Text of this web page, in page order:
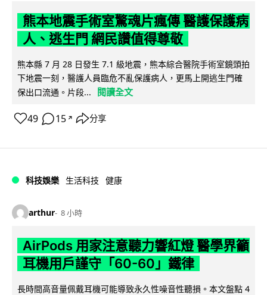
熊本地震手術室驚魂片瘋傳 醫護保護病
人、逃生門 網民讚值得尊敬
熊本縣 7 月 28 日發生 7.1 級地震，熊本綜合醫院手術室鏡頭拍
下地震一刻，醫護人員臨危不亂保護病人，更馬上開逃生門確
保出口流通。片段...
閱讀全文
49 15 ↗ 分享
科技娛樂 生活科技 健康
arthur 8 小時
AirPods 用家注意聽力響紅燈 醫學界籲
耳機用戶謹守「60-60」鐵律
長時間高音量佩戴耳機可能導致永久性噪音性聽損。本文盤點 4